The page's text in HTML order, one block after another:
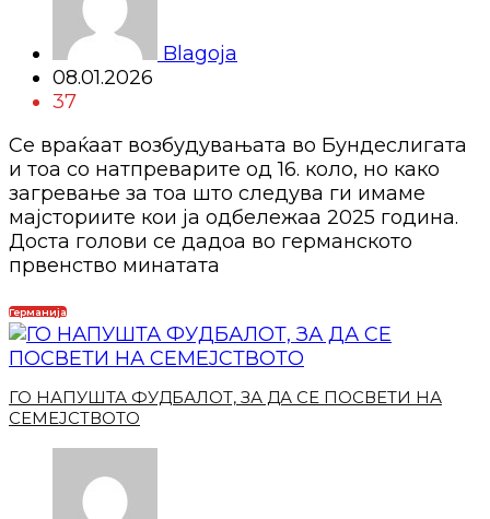
Blagoja
08.01.2026
37
Се враќаат возбудувањата во Бундеслигата
и тоа со натпреварите од 16. коло, но како
загревање за тоа што следува ги имаме
мајсториите кои ја одбележаа 2025 година.
Доста голови се дадоа во германското
првенство минатата
Германија
ГО НАПУШТА ФУДБАЛОТ, ЗА ДА СЕ ПОСВЕТИ НА
СЕМЕЈСТВОТО